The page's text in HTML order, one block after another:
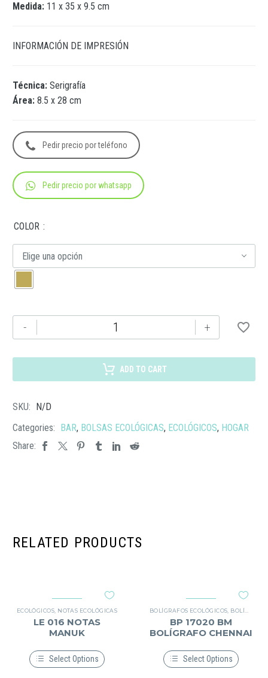
Medida: 11 x 35 x 9.5 cm
INFORMACIÓN DE IMPRESIÓN
Técnica: Serigrafía
Área: 8.5 x 28 cm
Pedir precio por teléfono
Pedir precio por whatsapp
COLOR
Elige una opción
-
ESTUCHE
PALERMO
+
ADD TO CART
SKU: N/D
Categories: BAR, BOLSAS ECOLÓGICAS, ECOLÓGICOS, HOGAR
Share:
RELATED PRODUCTS
ECOLÓGICOS NOTAS ECOLÓGICAS
LE 016 NOTAS
MANUK
Select Options
Este
BOLÍGRAFOS ECOLÓGICOS BOLÍGRAFOS ECOLÓGICOS
BP 17020 BM
BOLÍGRAFO CHENNAI
Select Options
Este